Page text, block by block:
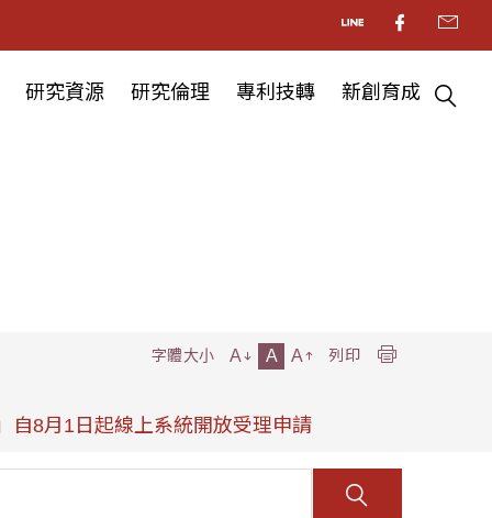
研究資源 研究倫理 專利技轉 新創育成
8月1日起線上系統開放受理申請
字體大小 A A A 列印